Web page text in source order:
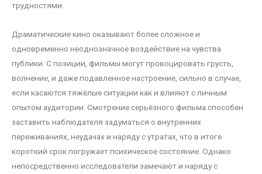
трудностями.
Драматические кино оказывают более сложное и
одновременно неоднозначное воздействие на чувства
публики. С позиции, фильмы могут провоцировать грусть,
волнение, и даже подавленное настроение, сильно в случае,
если касаются тяжёлые ситуации как и влияют с личным
опытом аудитории. Смотрение серьёзного фильма способен
заставить наблюдателя задуматься о внутренних
переживаниях, неудачах и наряду с утратах, что в итоге
короткий срок погружает психическое состояние. Однако
непосредственно исследователи замечают и наряду с